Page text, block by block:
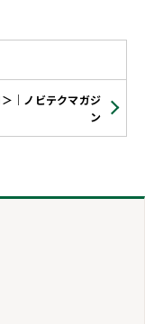
｜ノビテクマガジ
ン